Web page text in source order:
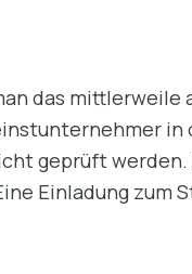
das
geprüft
Einladung zum